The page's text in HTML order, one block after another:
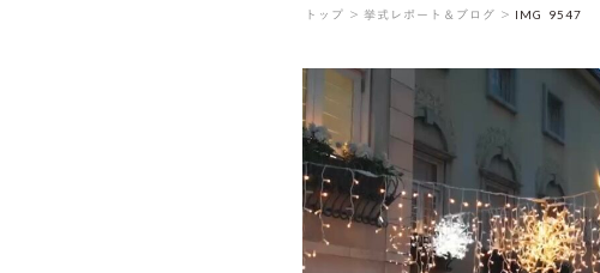
トップ ＞ 挙式レポート＆ブログ ＞ IMG_9547